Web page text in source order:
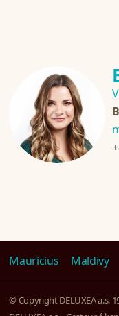
Maurícius Maldivy
© Copyright DELUXEA a.s.